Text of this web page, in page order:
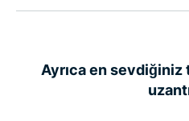
Ayrıca en sevdiğiniz